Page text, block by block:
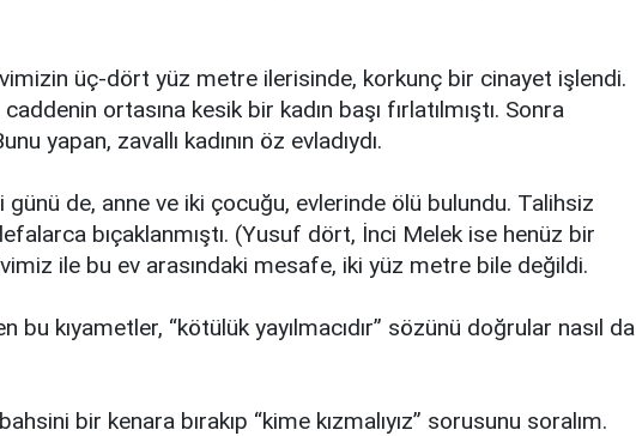
üç-dört yüz metre ilerisinde, korkunç bir cinayet işlendi.
ortasına kesik bir kadın başı fırlatılmıştı. Sonra
yapan, zavallı kadının öz evladıydı.
de, anne ve iki çocuğu, evlerinde ölü bulundu. Talihsiz
bıçaklanmıştı. (Yusuf dört, İnci Melek ise henüz bir
ile bu ev arasındaki mesafe, iki yüz metre bile değildi.
bu kıyametler, “kötülük yayılmacıdır” sözünü doğrular nasıl da
bir kenara bırakıp “kime kızmalıyız” sorusunu soralım.